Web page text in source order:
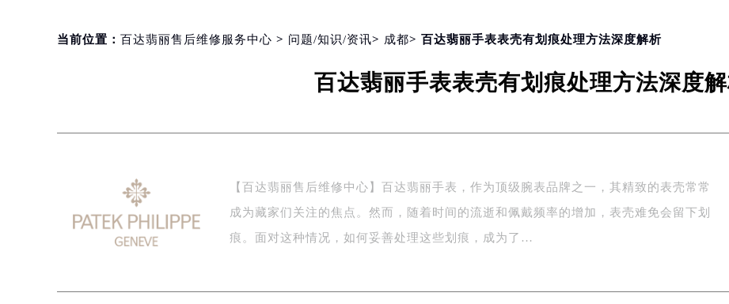
北京市东城区东长安街1号东方广场写字楼W3座6层602室（需提前预约）
上海市徐汇区虹桥路3号港汇中心写字楼2座37层3705室（需提前预约）
扬州市邗江区国展路29号星耀天地写字楼1号楼18层1803室（需提前预约）
盐城市盐都区世纪大道5号盐城金融城写字楼1号楼16层1604室（需提前预约）
泰州市海陵区永定东路399号置地商务中心东塔写字楼（华润万象城）17层1706室（需提前预约）
当前位置： 百达翡丽售后维修服务中心 > 问题/知识/资讯> 成都> 百达翡丽手表表壳有划痕处理方法深度解析
百达翡丽手表表壳有划痕处理方法深度
【百达翡丽售后维修中心】百达翡丽手表，作为顶级腕表品牌之一，其精致的表壳常常
成为藏家们关注的焦点。然而，随着时间的流逝和佩戴频率的增加，表壳难免会留下划
痕。面对这种情况，如何妥善处理这些划痕，成为了…